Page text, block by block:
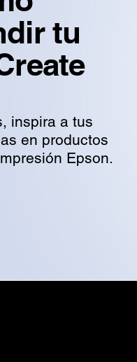
tu
inspira a tus
en productos
Epson.